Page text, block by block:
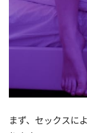
まず、セックスに